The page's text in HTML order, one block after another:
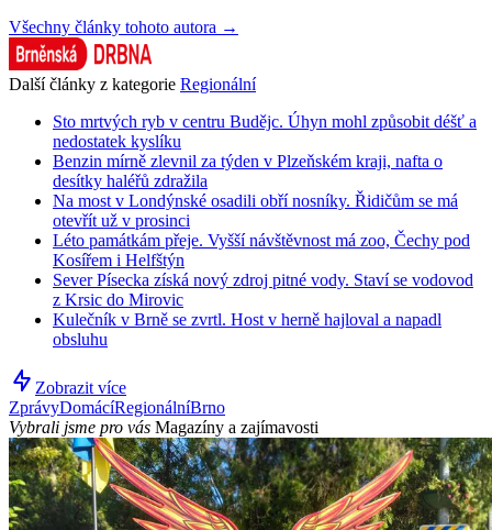
Všechny články tohoto autora →
Další články z kategorie Regionální
Sto mrtvých ryb v centru Budějc. Úhyn mohl způsobit déšť a
nedostatek kyslíku
Benzin mírně zlevnil za týden v Plzeňském kraji, nafta o
desítky haléřů zdražila
Na most v Londýnské osadili obří nosníky. Řidičům se má
otevřít už v prosinci
Léto památkám přeje. Vyšší návštěvnost má zoo, Čechy pod
Kosířem i Helfštýn
Sever Písecka získá nový zdroj pitné vody. Staví se vodovod
z Krsic do Mirovic
Kulečník v Brně se zvrtl. Host v herně hajloval a napadl
obsluhu
Zobrazit více
ZprávyDomácíRegionálníBrno
Vybrali jsme pro vás Magazíny a zajímavosti